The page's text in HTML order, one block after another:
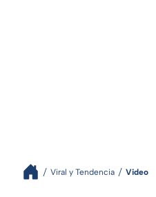
Viral y Tendencia Video